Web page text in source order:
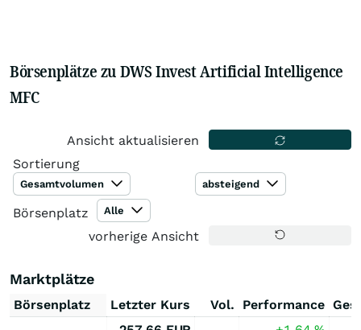
Börsenplätze zu DWS Invest Artificial Intelligence
MFC
Ansicht aktualisieren
Sortierung
Gesamtvolumen absteigend
Börsenplatz Alle
vorherige Ansicht
Marktplätze
Börsenplatz Letzter Kurs Vol. Performance